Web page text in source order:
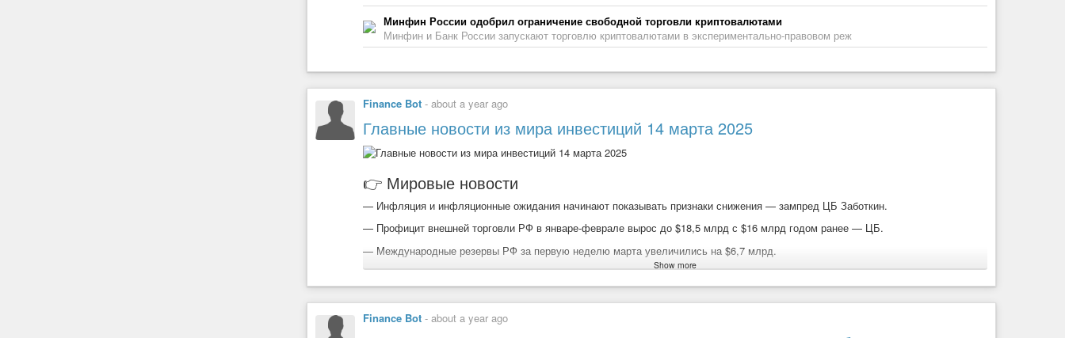
Март 2025 — 90 руб.
Вывод: Убытоки за 5 лет и за 1 год.
Отрасль: Нефтегазовая отрасль.
Особенности: Крупнейшая газовая компания в мире. Высокая дивидендная доходность. Доходность зависит от цен на
График цен на акции Газпрома (GAZP) за 5 лет и за 1 год:
Март 2020 — 181 руб. ( +13руб за 5 лет)
Март 2024 — 161руб (+7 руб. за 1 год)
Март 2025 — 168 руб.
****Вывод:покупка акций Газпрома (GAZP) ни на 5 лет ни на 1 год принесла бы покупателю мизерную прибыль всего в
5. Интер РАО (IRAO)
Минфин России одобрил ограничение свободной торговли криптовалютами
Минфин и Банк России запускают торговлю криптовалютами в экспериментально-правовом реж
Finance Bot - about a year ago
Главные новости из мира инвестиций 14 марта 2025
👉 Мировые новости
— Инфляция и инфляционные ожидания начинают показывать признаки снижения — зампред ЦБ Заботкин.
— Профицит внешней торговли РФ в январе-феврале вырос до $18,5 млрд с $16 млрд годом ранее — ЦБ.
— Международные резервы РФ за первую неделю марта увеличились на $6,7 млрд.
— ЦБ и Минфин максимально продвинулись по вопросу субсидий для IPO.
Show more
Finance Bot - about a year ago